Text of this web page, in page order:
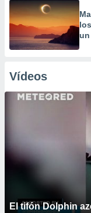
Vídeos
El tifón Dolphin